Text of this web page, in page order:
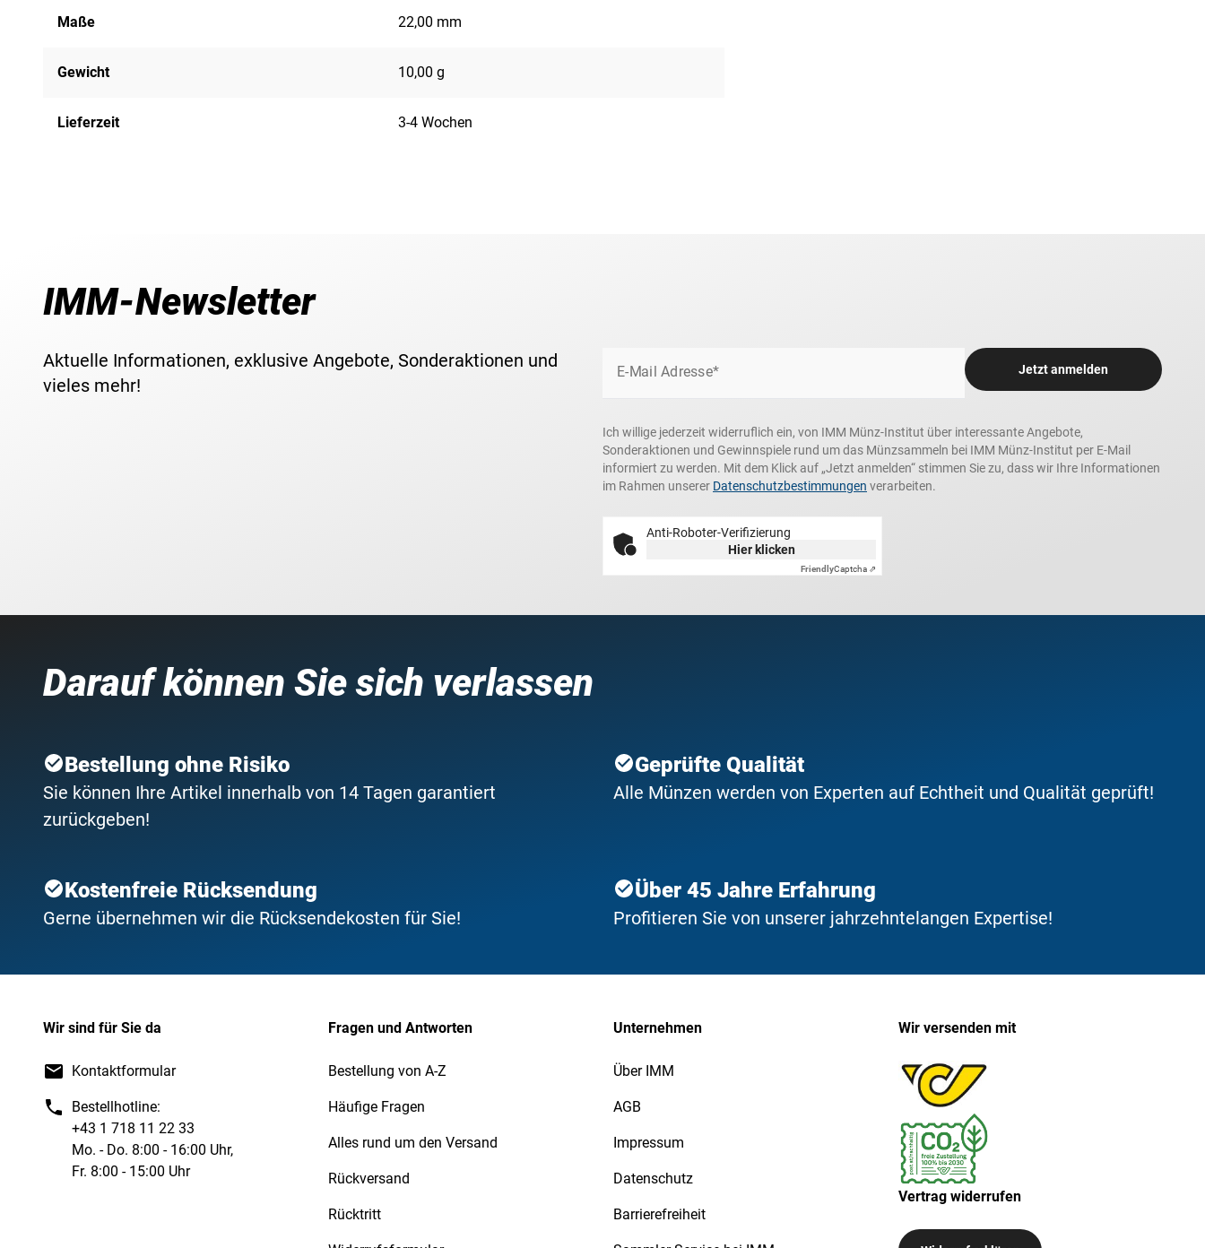
Maße 22,00 mm
Gewicht 10,00 g
Lieferzeit 3-4 Wochen
IMM-Newsletter
Aktuelle Informationen, exklusive Angebote, Sonderaktionen und
vieles mehr!
E-Mail Adresse* Jetzt anmelden
Ich willige jederzeit widerruflich ein, von IMM Münz-Institut über interessante Angebote,
Sonderaktionen und Gewinnspiele rund um das Münzsammeln bei IMM Münz-Institut per E-Mail
informiert zu werden. Mit dem Klick auf „Jetzt anmelden“ stimmen Sie zu, dass wir Ihre Informationen
im Rahmen unserer Datenschutzbestimmungen verarbeiten.
Anti-Roboter-Verifizierung
Hier klicken
FriendlyCaptcha ⇗
Darauf können Sie sich verlassen
Bestellung ohne Risiko
Sie können Ihre Artikel innerhalb von 14 Tagen garantiert
zurückgeben!
Geprüfte Qualität
Alle Münzen werden von Experten auf Echtheit und Qualität geprüft!
Kostenfreie Rücksendung
Gerne übernehmen wir die Rücksendekosten für Sie!
Über 45 Jahre Erfahrung
Profitieren Sie von unserer jahrzehntelangen Expertise!
Wir sind für Sie da
Kontaktformular
Bestellhotline:
+43 1 718 11 22 33
Mo. - Do. 8:00 - 16:00 Uhr,
Fr. 8:00 - 15:00 Uhr
Fragen und Antworten
Bestellung von A-Z
Häufige Fragen
Alles rund um den Versand
Rückversand
Rücktritt
Unternehmen
Über IMM
AGB
Impressum
Datenschutz
Barrierefreiheit
Wir versenden mit
Vertrag widerrufen